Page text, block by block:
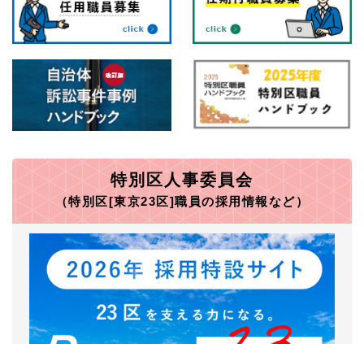
特別区人事委員会
（特別区[東京23区]職員の採用情報など）